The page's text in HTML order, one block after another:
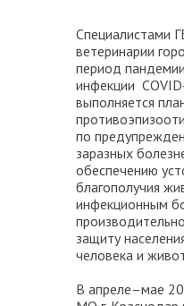
Специалистами
ветеринарии
период
инфекции
выполняется
по
заразных
обеспечению
благополучия
инфекционным
защиту
человека и
В апреле–мае